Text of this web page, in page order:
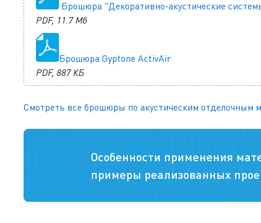
Брошюра "Декоративно-акустические
PDF, 11.7 Мб
Брошюра Gyptone ActivAir
PDF, 887 КБ
Смотреть все брошюры по акустическим отделочным
Особенности применения
примеры реализованных